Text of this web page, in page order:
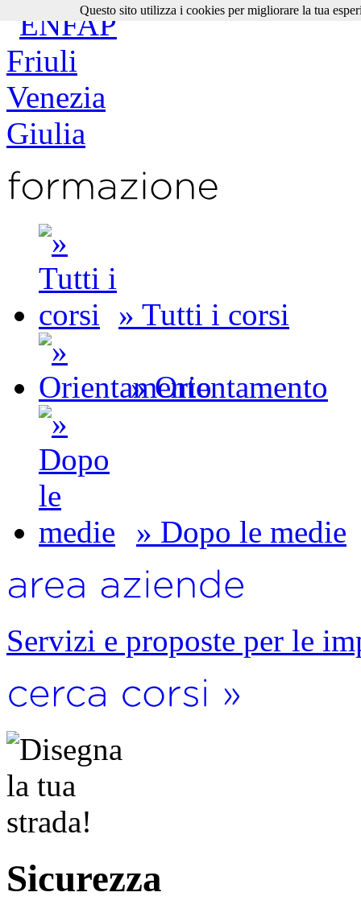
» Tutti i corsi
» Orientamento
» Dopo le medie
Servizi e proposte per le
Sicurezza
Questo sito utilizza i cookies per migliorare la tua